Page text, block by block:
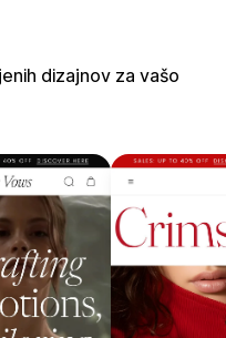
dizajnov za vašo